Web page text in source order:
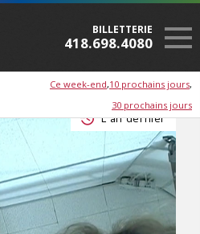
BILLETTERIE
418.698.4080
Ce week-end 10 prochains jours
30 prochains jours
L'an dernier